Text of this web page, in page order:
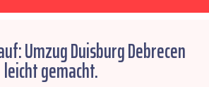
Umzug Duisburg Debrecen
leicht gemacht.